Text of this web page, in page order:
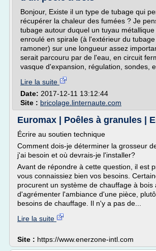
Bonjour, Existe il un type de tubage qui
récupérer la chaleur des fumées ? Je
tubage autour duquel un tuyau
enroulé en spirale (à l'extérieur du
ramoner) sur une longueur assez
serait parcouru par de l'eau, en circuit
vasque d'expansion, régulation, sondes,
Lire la suite
Date: 2017-12-11 13:12:44
Site : bricolage.linternaute.com
Euromax | Poêles à granules |
Écrire au soutien technique
Comment dois-je déterminer la grosseur
j'ai besoin et où devrais-je l'installer?
Avant de répondre à cette question, il est
vous connaissiez bien vos besoins.
procurent un système de chauffage à bois
d'agrémenter l'ambiance d'une pièce,
besoins de chauffage. Il n'y a pas de...
Lire la suite
Site : https://www.enerzone-intl.com